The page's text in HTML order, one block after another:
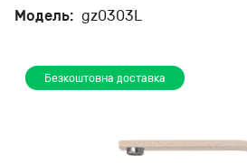
Модель: gz0303L
Безкоштовна доставка